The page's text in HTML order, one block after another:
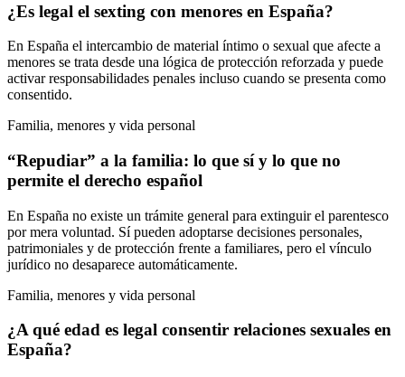
¿Es legal el sexting con menores en España?
En España el intercambio de material íntimo o sexual que afecte a
menores se trata desde una lógica de protección reforzada y puede
activar responsabilidades penales incluso cuando se presenta como
consentido.
Familia, menores y vida personal
“Repudiar” a la familia: lo que sí y lo que no
permite el derecho español
En España no existe un trámite general para extinguir el parentesco
por mera voluntad. Sí pueden adoptarse decisiones personales,
patrimoniales y de protección frente a familiares, pero el vínculo
jurídico no desaparece automáticamente.
Familia, menores y vida personal
¿A qué edad es legal consentir relaciones sexuales en
España?